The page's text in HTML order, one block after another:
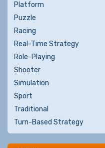
Platform
Puzzle
Racing
Real-Time Strategy
Role-Playing
Shooter
Simulation
Sport
Traditional
Turn-Based Strategy